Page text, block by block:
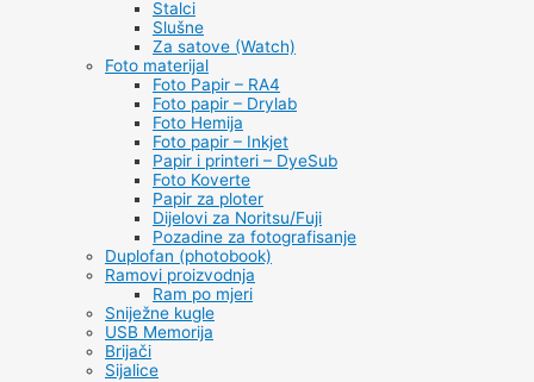
Stalci
Slušne
Za satove (Watch)
Foto materijal
Foto Papir – RA4
Foto papir – Drylab
Foto Hemija
Foto papir – Inkjet
Papir i printeri – DyeSub
Foto Koverte
Papir za ploter
Dijelovi za Noritsu/Fuji
Pozadine za fotografisanje
Duplofan (photobook)
Ramovi proizvodnja
Ram po mjeri
Sniježne kugle
USB Memorija
Brijači
Sijalice